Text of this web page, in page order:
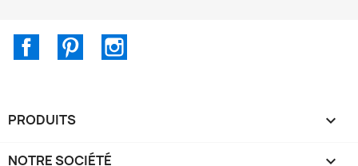
FacebookPinterest
PRODUITS 
NOTRE SOCIÉTÉ 